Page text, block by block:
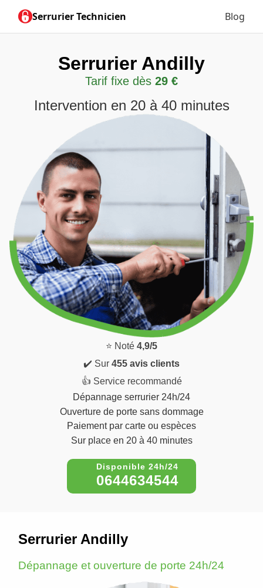
Serrurier Technicien Blog
Serrurier Andilly
Tarif fixe dès 29 €
Intervention en 20 à 40 minutes
⭐ Noté 4,9/5
✔️ Sur 455 avis clients
👍 Service recommandé
Dépannage serrurier 24h/24
Ouverture de porte sans dommage
Paiement par carte ou espèces
Sur place en 20 à 40 minutes
0644634544
Serrurier Andilly
Dépannage et ouverture de porte 24h/24